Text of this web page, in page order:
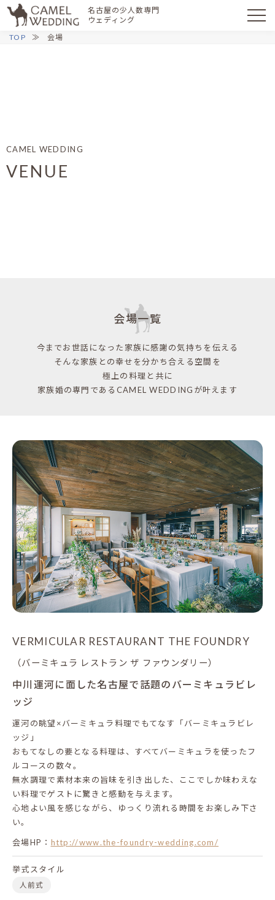
名古屋の少人数専門
ウェディング
TOP
会場
CAMEL WEDDING
VENUE
会場一覧
今までお世話になった家族に感謝の気持ちを伝える
そんな家族との幸せを分かち合える空間を
極上の料理と共に
家族婚の専門であるCAMEL WEDDINGが叶えます
VERMICULAR RESTAURANT THE FOUNDRY
（バーミキュラ レストラン ザ ファウンダリー）
中川運河に面した名古屋で話題のバーミキュラビレ
ッジ
運河の眺望×バーミキュラ料理でもてなす「バーミキュラビレ
ッジ」
おもてなしの要となる料理は、すべてバーミキュラを使ったフ
ルコースの数々。
無水調理で素材本来の旨味を引き出した、ここでしか味わえな
い料理でゲストに驚きと感動を与えます。
心地よい風を感じながら、ゆっくり流れる時間をお楽しみ下さ
い。
会場HP： http://www.the-foundry-wedding.com/
挙式スタイル
人前式